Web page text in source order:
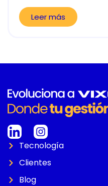
Leer más
Tecnología
Clientes
Blog